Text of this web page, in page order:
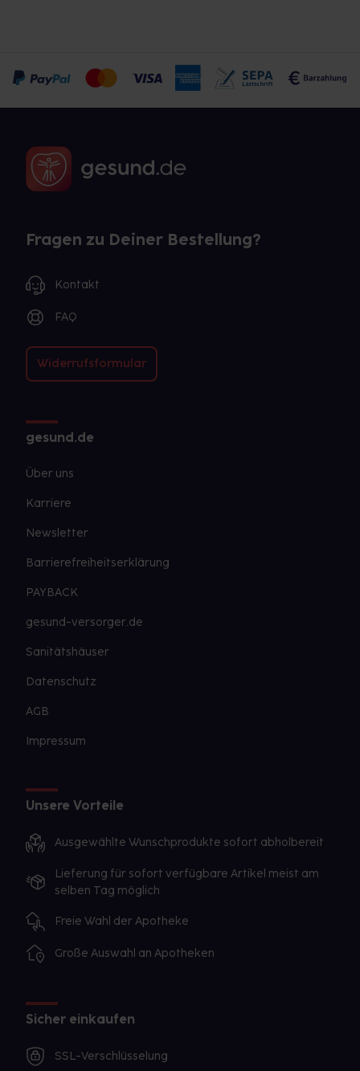
Fragen zu Deiner Bestellung?
Kontakt
FAQ
Widerrufsformular
gesund.de
Über uns
Karriere
Newsletter
Barrierefreiheitserklärung
PAYBACK
gesund-versorger.de
Sanitätshäuser
Datenschutz
AGB
Impressum
Unsere Vorteile
Ausgewählte Wunschprodukte sofort abholbereit
Lieferung für sofort verfügbare Artikel meist am
selben Tag möglich
Freie Wahl der Apotheke
Große Auswahl an Apotheken
Sicher einkaufen
SSL-Verschlüsselung